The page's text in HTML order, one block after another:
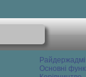
Основні